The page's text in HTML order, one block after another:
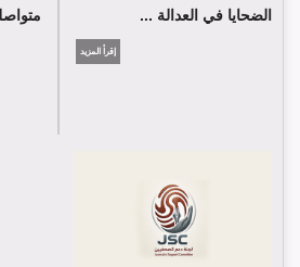
الضحايا في العدالة ...
إقرأ المزيد